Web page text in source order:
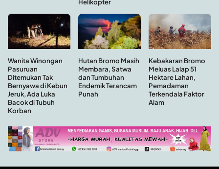
Helikopter
Wanita Winongan
Pasuruan
Ditemukan Tak
Bernyawa di Kebun
Jeruk, Ada Luka
Bacok di Tubuh
Korban
Hutan Bromo Masih
Membara, Satwa
dan Tumbuhan
Endemik Terancam
Punah
Kebakaran Bromo
Meluas Lalap 51
Hektare Lahan,
Pemadaman
Terkendala Faktor
Alam